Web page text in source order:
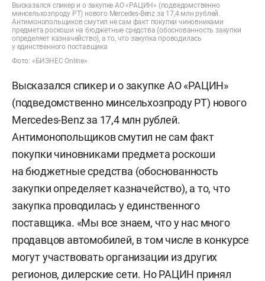
Высказался спикер и о закупке АО «РАЦИН» (подведомственно
минсельхозпроду РТ) нового Mercedes-Benz за 17,4 млн рублей.
Антимонопольщиков смутил не сам факт покупки чиновниками
предмета роскоши на бюджетные средства (обоснованность закупки
определяет казначейство), а то, что закупка проводилась
у единственного поставщика
Фото: «БИЗНЕС Online»
Высказался спикер и о закупке АО «РАЦИН»
(подведомственно минсельхозпроду РТ) нового
Mercedes-Benz за 17,4 млн рублей.
Антимонопольщиков смутил не сам факт
покупки чиновниками предмета роскоши
на бюджетные средства (обоснованность
закупки определяет казначейство), а то, что
закупка проводилась у единственного
поставщика. «Мы все знаем, что у нас много
продавцов автомобилей, в том числе в конкурсе
могут участвовать организации из других
регионов, дилерские сети. Но РАЦИН принял